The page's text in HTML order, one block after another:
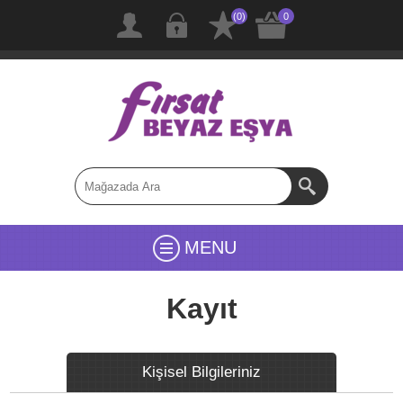
(0) 0
MENU
Kayıt
Kişisel Bilgileriniz